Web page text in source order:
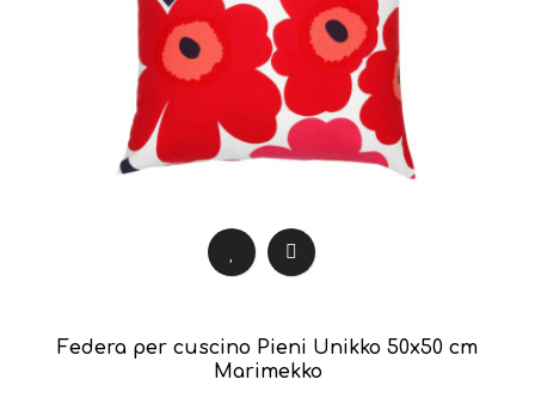
Federa per cuscino Pieni Unikko 50x50 cm
Marimekko